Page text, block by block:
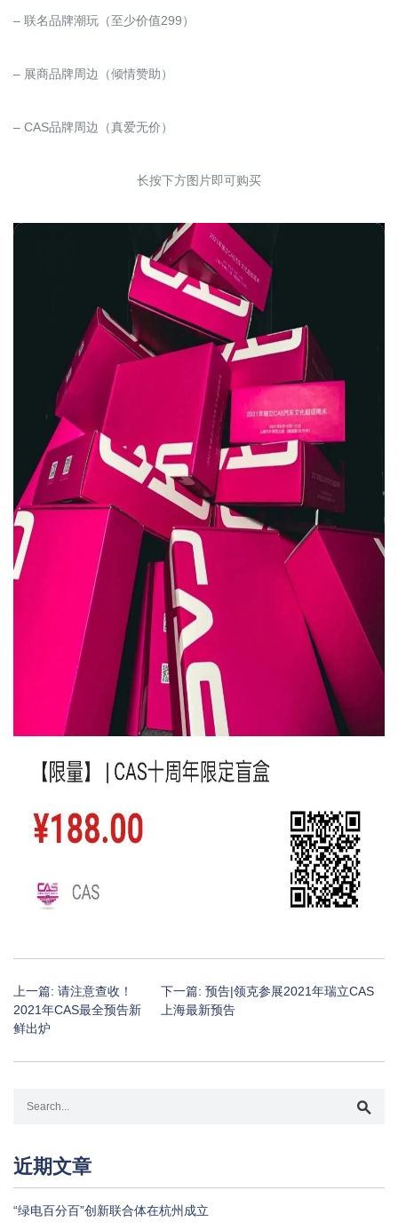
– 联名品牌潮玩（至少价值299）
– 展商品牌周边（倾情赞助）
– CAS品牌周边（真爱无价）
长按下方图片即可购买
上一篇: 请注意查收！
2021年CAS最全预告新
鲜出炉
下一篇: 预告|领克参展2021年瑞立CAS
上海最新预告
近期文章
“绿电百分百”创新联合体在杭州成立